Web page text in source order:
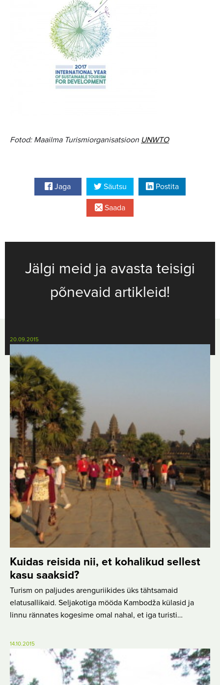
Fotod: Maailma Turismiorganisatsioon UNWTO
Jaga Säutsu Postita
Saada
Jälgi meid ja avasta teisigi
põnevaid artikleid!
20.09.2015
Kuidas reisida nii, et kohalikud sellest
kasu saaksid?
Turism on paljudes arenguriikides üks tähtsamaid
elatusallikaid. Seljakotiga mööda Kambodža külasid ja
linnu rännates kogesime omal nahal, et iga turisti…
14.10.2015